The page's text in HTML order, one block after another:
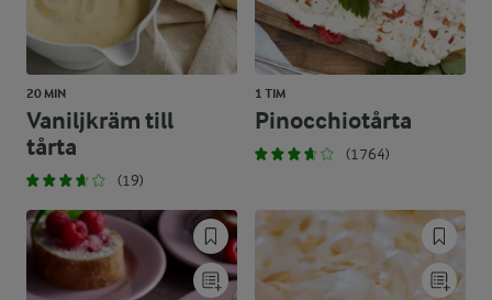
20 MIN
Vaniljkräm till
tårta
(19)
1 TIM
Pinocchiotårta
(1764)